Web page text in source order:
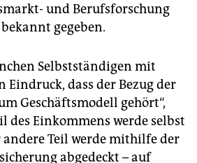
und Berufsforschung
gegeben.
Selbstständigen mit
Eindruck, dass der Bezug der
Geschäftsmodell gehört“,
des Einkommens werde selbst
Teil werde mithilfe der
abgedeckt – auf